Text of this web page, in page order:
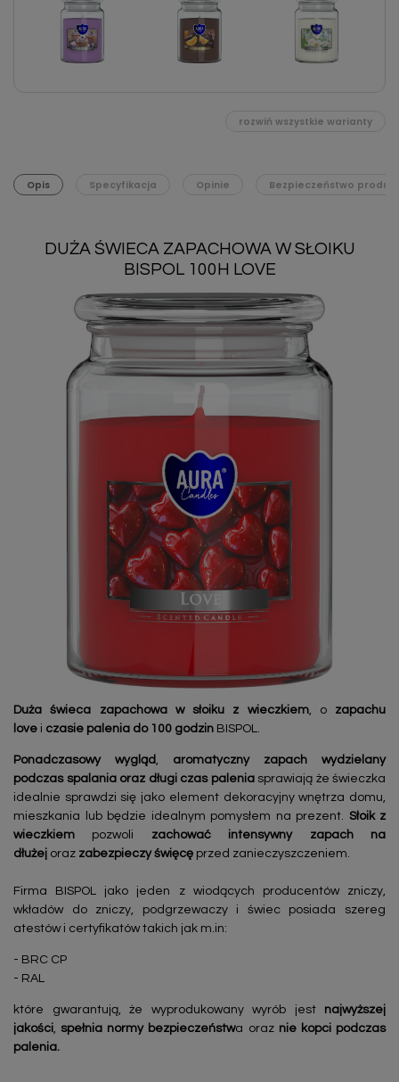
rozwiń wszystkie warianty
Opis Specyfikacja Opinie Bezpieczeństwo
DUŻA ŚWIECA ZAPACHOWA W SŁOIKU
BISPOL 100H LOVE
Duża świeca zapachowa w słoiku z wieczkiem, o zapachu
love i czasie palenia do 100 godzin BISPOL.
Ponadczasowy wygląd , aromatyczny zapach wydzielany
podczas spalania oraz długi czas paleniasprawiają że świeczka
idealnie sprawdzi się jako element dekoracyjny wnętrza domu,
mieszkania lub będzie idealnym pomysłem na prezent. Słoik z
wieczkiem pozwoli zachować intensywny zapach na
dłużej oraz zabezpieczy święcę przed zanieczyszczeniem.
Firma BISPOL jako jeden z wiodących producentów zniczy,
wkładów do zniczy, podgrzewaczy i świec posiada szereg
atestów i certyfikatów takich jak m.in:
- BRC CP
- RAL
które gwarantują, że wyprodukowany wyrób jest najwyższej
jakości,spełnia normy bezpieczeństwa oraz nie kopci podczas
palenia.